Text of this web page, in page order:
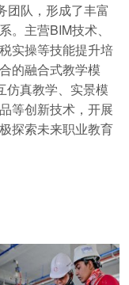
团队，形成了丰富
。主营BIM技术、
实操等技能提升培
的融合式教学模
仿真教学、实景模
等创新技术，开展
探索未来职业教育